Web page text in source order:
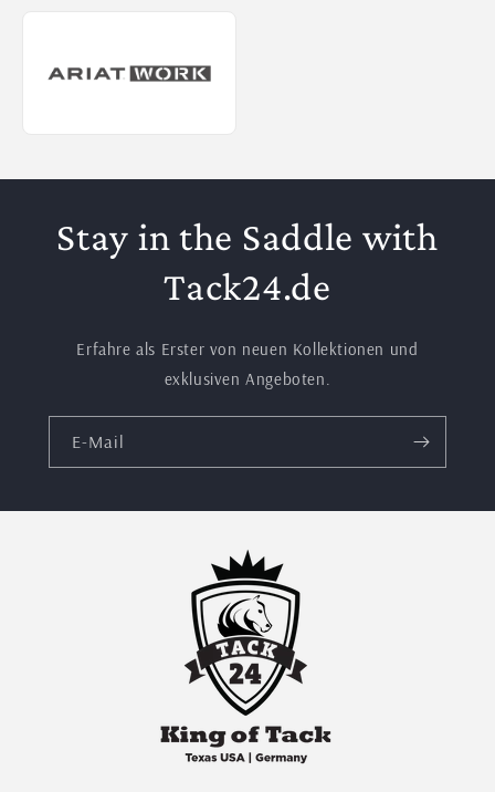
Stay in the Saddle with
Tack24.de
Erfahre als Erster von neuen Kollektionen und
exklusiven Angeboten.
E-Mail